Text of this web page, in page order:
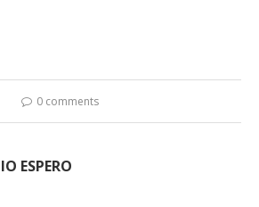
0 comments
ESPERO